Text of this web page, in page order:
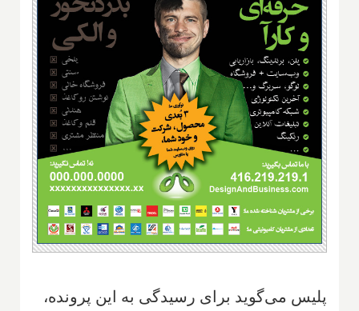
پلیس می‌گوید برای رسیدگی به این پرونده،